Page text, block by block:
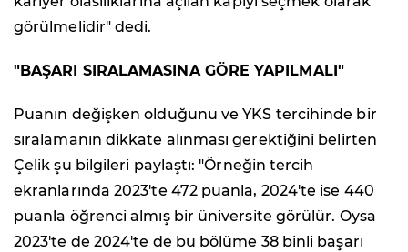
görülmelidir" dedi.
"BAŞARI SIRALAMASINA GÖRE YAPILMALI"
Puanın değişken olduğunu ve YKS tercihinde bir
sıralamanın dikkate alınması gerektiğini belirten
Çelik şu bilgileri paylaştı: "Örneğin tercih
ekranlarında 2023'te 472 puanla, 2024'te ise 440
puanla öğrenci almış bir üniversite görülür. Oysa
2023'te de 2024'te de bu bölüme 38 binli başarı